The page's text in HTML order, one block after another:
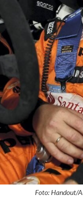
Foto: Handout/